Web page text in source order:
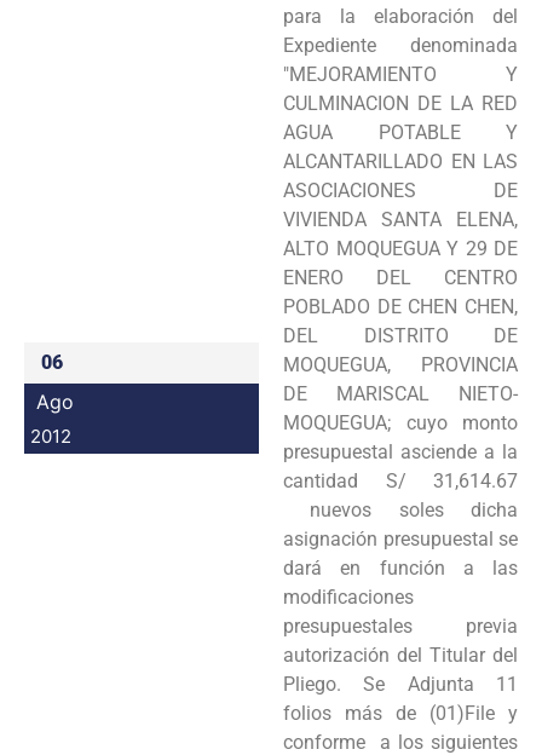
Programas
Intranet
06
Ago
2012
para la elaboración del
Expediente denominada
"MEJORAMIENTO Y
CULMINACION DE LA RED
AGUA POTABLE Y
ALCANTARILLADO EN LAS
ASOCIACIONES DE
VIVIENDA SANTA ELENA,
ALTO MOQUEGUA Y 29 DE
ENERO DEL CENTRO
POBLADO DE CHEN CHEN,
DEL DISTRITO DE
MOQUEGUA, PROVINCIA
DE MARISCAL NIETO-
MOQUEGUA; cuyo monto
presupuestal asciende a la
cantidad S/ 31,614.67
nuevos soles dicha
asignación presupuestal se
dará en función a las
modificaciones
presupuestales previa
autorización del Titular del
Pliego. Se Adjunta 11
folios más de (01)File y
conforme a los siguientes